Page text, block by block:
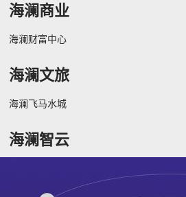
海澜商业
海澜财富中心
海澜文旅
海澜飞马水城
海澜智云